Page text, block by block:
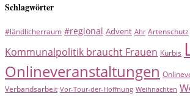
Schlagwörter
#ländlicherraum #regional Advent Ahr Artenschutz
Kommunalpolitik braucht Frauen Kürbis
Onlineveranstaltungen
Verbandsarbeit Vor-Tour-der-Hoffnung Weihnachten